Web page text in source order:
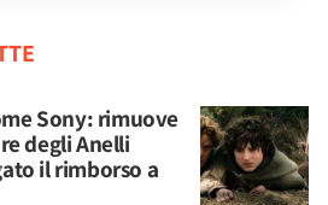
Sony: rimuove
degli Anelli
il rimborso a